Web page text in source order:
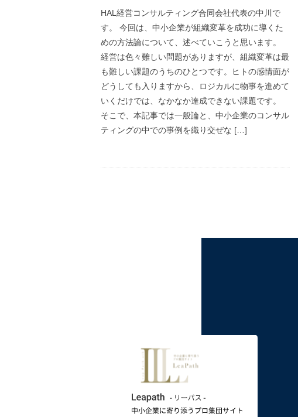
HAL経営コンサルティング合同会社代表の中川で
す。 今回は、中小企業が組織変革を成功に導くた
めの方法論について、述べていこうと思います。
経営は色々難しい問題がありますが、組織変革は最
も難しい課題のうちのひとつです。ヒトの感情面が
どうしても入りますから、ロジカルに物事を進めて
いくだけでは、なかなか達成できない課題です。
そこで、本記事では一般論と、中小企業のコンサル
ティングの中での事例を織り交ぜな […]